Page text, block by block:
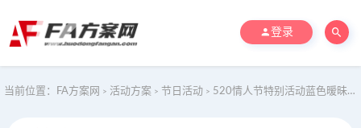
登录
当前位置： FA方案网 > 活动方案 > 节日活动 > 520情人节特别活动蓝色暧昧-我们与感情的距离